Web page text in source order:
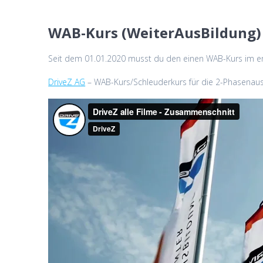
WAB-Kurs (WeiterAusBildung)
Seit dem 01.01.2020 musst du den einen WAB-Kurs im
DriveZ AG – WAB-Kurs/Schleuderkurs für die 2-